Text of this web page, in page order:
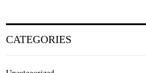
CATEGORIES